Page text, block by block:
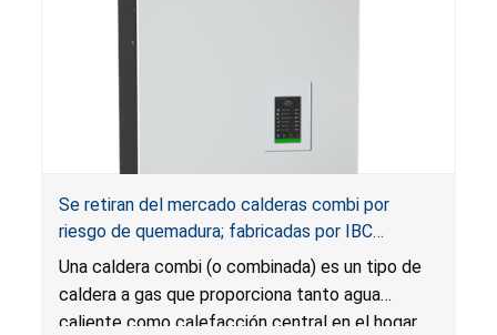
Se retiran del mercado calderas combi por
riesgo de quemadura; fabricadas por IBC
Technologies
Una caldera combi (o combinada) es un tipo de
caldera a gas que proporciona tanto agua
caliente como calefacción central en el hogar.